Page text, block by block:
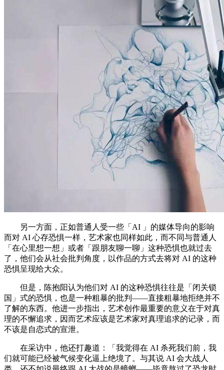
另一方面，正如普通人受一些「AI 」的媒体导向的影响
而对 AI 心存恐惧一样，艺术家也同样如此，而不同与普通人
「在心里想一想」或者「跟朋友聊一聊」这种恐惧也就过去
了，他们会从社会批判角度，以作品的方式去将对 AI 的这种
恐惧呈现给大众。
但是，陈抱阳认为他们对 AI 的这种恐惧往往是「闭关锁
国」式的恐惧，也是一种粗暴的批判——直接粗暴地拒绝并不
了解的东西。他进一步指出，艺术创作最重要的意义在于对真
理的不懈追求，因而艺术应该是艺术家对真理追求的记录，而
不该是自恋式的宣泄。
在采访中，他还打趣道：「我觉得在 AI 杀死我们前，我
们就可能已经被气候变化逼上绝境了。与其说 AI 会大战人